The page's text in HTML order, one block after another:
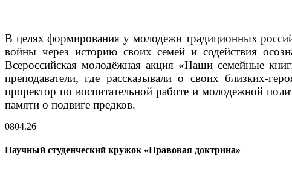
В целях формирования у молодежи традиционных
войны через историю своих семей и содействия
Всероссийская молодёжная акция «Наши семейные
преподаватели, где рассказывали о своих близких-
проректор по воспитательной работе и молодежной
памяти о подвиге предков.
0804.26
Научный студенческий кружок «Правовая доктрина»